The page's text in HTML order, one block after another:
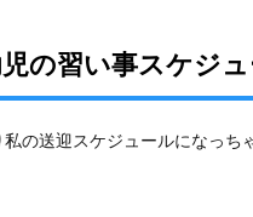
の習い事スケジ
の送迎スケジュールになっち